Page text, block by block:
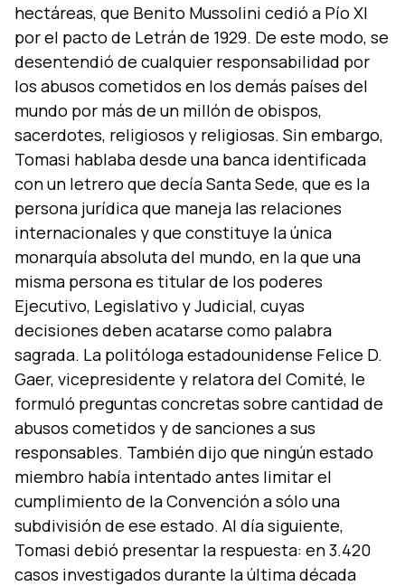
hectáreas, que Benito Mussolini cedió a Pí­o XI
por el pacto de Letrán de 1929. De este modo, se
desentendió de cualquier responsabilidad por
los abusos cometidos en los demás paí­ses del
mundo por más de un millón de obispos,
sacerdotes, religiosos y religiosas. Sin embargo,
Tomasi hablaba desde una banca identificada
con un letrero que decí­a Santa Sede, que es la
persona jurí­dica que maneja las relaciones
internacionales y que constituye la única
monarquí­a absoluta del mundo, en la que una
misma persona es titular de los poderes
Ejecutivo, Legislativo y Judicial, cuyas
decisiones deben acatarse como palabra
sagrada. La politóloga estadounidense Felice D.
Gaer, vicepresidente y relatora del Comité, le
formuló preguntas concretas sobre cantidad de
abusos cometidos y de sanciones a sus
responsables. También dijo que ningún estado
miembro habí­a intentado antes limitar el
cumplimiento de la Convención a sólo una
subdivisión de ese estado. Al dí­a siguiente,
Tomasi debió presentar la respuesta: en 3.420
casos investigados durante la última década